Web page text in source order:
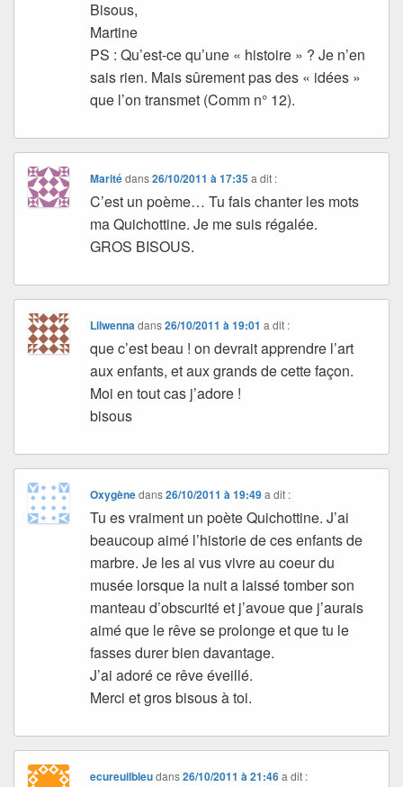
Bisous,
Martine
PS : Qu’est-ce qu’une « histoire » ? Je n’en
sais rien. Mais sûrement pas des « idées »
que l’on transmet (Comm n° 12).
Maritédans26/10/2011 à 17:35 a dit :
C’est un poème… Tu fais chanter les mots
ma Quichottine. Je me suis régalée.
GROS BISOUS.
Lilwennadans26/10/2011 à 19:01 a dit :
que c’est beau ! on devrait apprendre l’art
aux enfants, et aux grands de cette façon.
Moi en tout cas j’adore !
bisous
Oxygènedans26/10/2011 à 19:49 a dit :
Tu es vraiment un poète Quichottine. J’ai
beaucoup aimé l’historie de ces enfants de
marbre. Je les ai vus vivre au coeur du
musée lorsque la nuit a laissé tomber son
manteau d’obscurité et j’avoue que j’aurais
aimé que le rêve se prolonge et que tu le
fasses durer bien davantage.
J’ai adoré ce rêve éveillé.
Merci et gros bisous à toi.
ecureuilbleudans26/10/2011 à 21:46 a dit :